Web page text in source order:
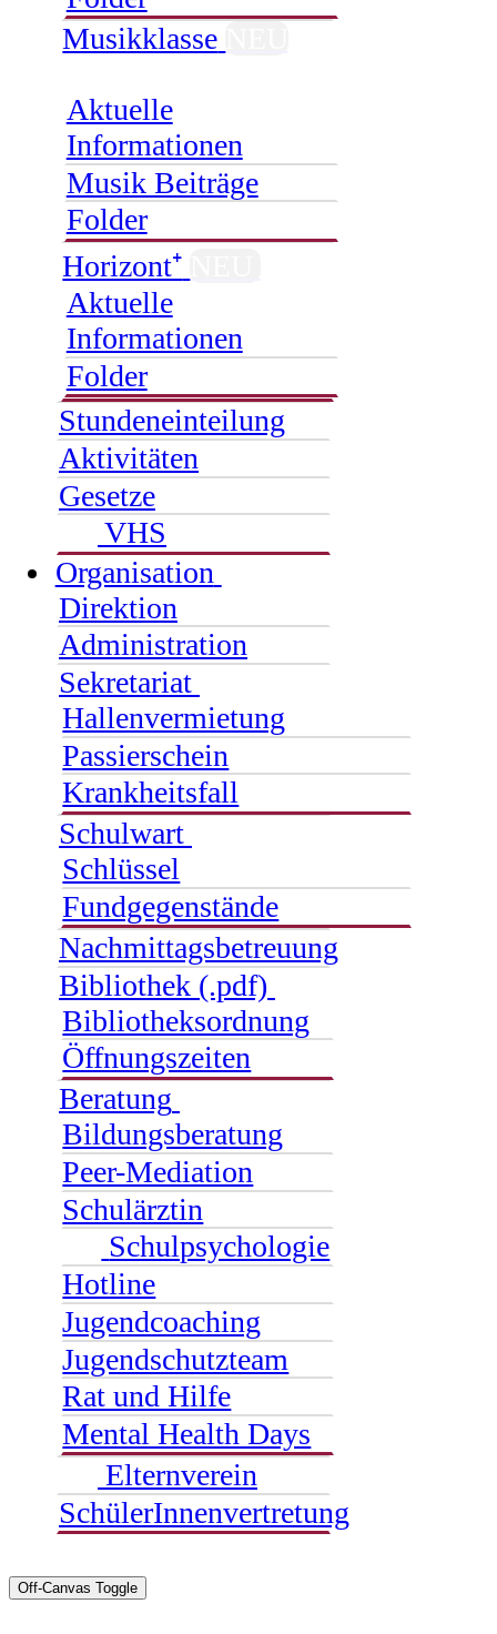
Musikklasse
Aktuelle
Informationen
Musik Beiträge
Folder
Horizont⁺
Aktuelle
Informationen
Folder
Stundeneinteilung
Aktivitäten
Gesetze
VHS
Organisation
Direktion
Administration
Sekretariat
Hallenvermietung
Passierschein
Krankheitsfall
Schulwart
Schlüssel
Fundgegenstände
Nachmittagsbetreuung
Bibliothek (.pdf)
Bibliotheksordnung
Öffnungszeiten
Beratung
Bildungsberatung
Peer-Mediation
Schulärztin
Schulpsychologie
Hotline
Jugendcoaching
Jugendschutzteam
Rat und Hilfe
Mental Health Days
Elternverein
SchülerInnenvertretung
Off-Canvas Toggle